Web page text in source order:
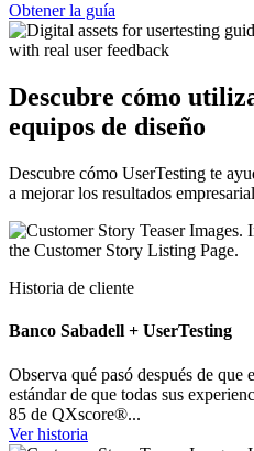
Obtener la guía
Descubre cómo
equipos de diseño
Descubre cómo UserTesting te
a mejorar los resultados
Historia de cliente
Banco Sabadell + UserTesting
Observa qué pasó después de que
estándar de que todas sus
85 de QXscore®...
Ver historia